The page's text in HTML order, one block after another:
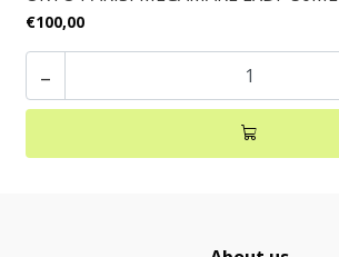
€100,00
-